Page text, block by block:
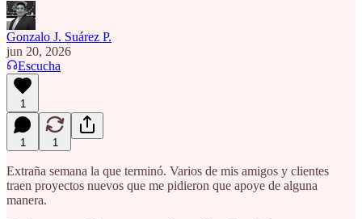
Gonzalo J. Suárez P.
jun 20, 2026
Escucha
1
1 1
Extraña semana la que terminó. Varios de mis amigos y clientes
traen proyectos nuevos que me pidieron que apoye de alguna
manera.